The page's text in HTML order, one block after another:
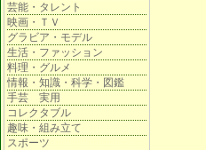
芸能・タレント
映画・ＴＶ
グラビア・モデル
生活・ファッション
料理・グルメ
情報・知識・科学・図鑑
手芸 実用
コレクタブル
趣味・組み立て
スポーツ